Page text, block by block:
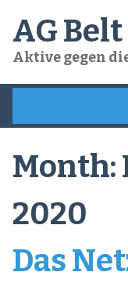
content
AG
Aktive gegen
Month:
2020
Das